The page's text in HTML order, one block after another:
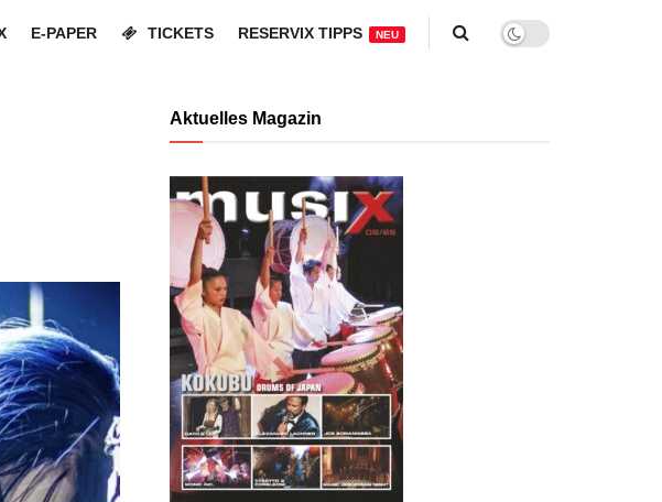
E-PAPER TICKETS RESERVIX TIPPS NEU
Aktuelles Magazin